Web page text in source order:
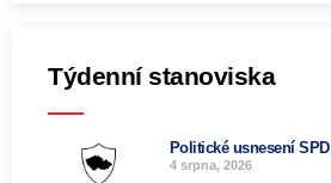
Týdenní stanoviska
Politické usnesení SPD
4 srpna, 2026